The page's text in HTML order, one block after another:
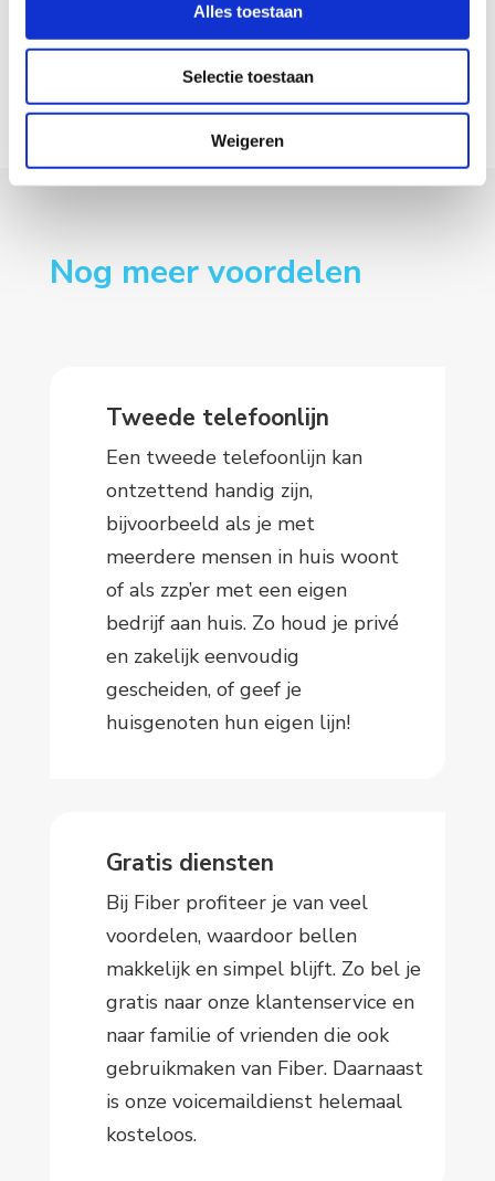
Alles toestaan
Selectie toestaan
Weigeren
Nog meer voordelen
Tweede telefoonlijn
Een tweede telefoonlijn kan
ontzettend handig zijn,
bijvoorbeeld als je met
meerdere mensen in huis woont
of als zzp’er met een eigen
bedrijf aan huis. Zo houd je privé
en zakelijk eenvoudig
gescheiden, of geef je
huisgenoten hun eigen lijn!
Gratis diensten
Bij Fiber profiteer je van veel
voordelen, waardoor bellen
makkelijk en simpel blijft. Zo bel je
gratis naar onze klantenservice en
naar familie of vrienden die ook
gebruikmaken van Fiber. Daarnaast
is onze voicemaildienst helemaal
kosteloos.